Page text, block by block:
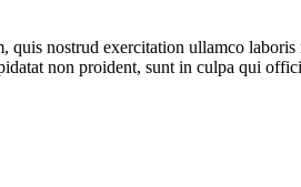
quis nostrud exercitation ullamco
non proident, sunt in culpa qui